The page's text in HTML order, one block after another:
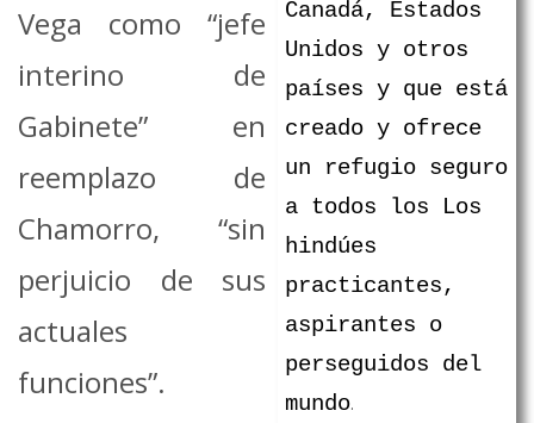
Canadá, Estados
Unidos y otros
países y que está
creado y ofrece
un refugio seguro
a todos los Los
hindúes
practicantes,
aspirantes o
perseguidos del
mundo.
Vega como “jefe
interino de
Gabinete” en
reemplazo de
Chamorro, “sin
perjuicio de sus
actuales
funciones”.